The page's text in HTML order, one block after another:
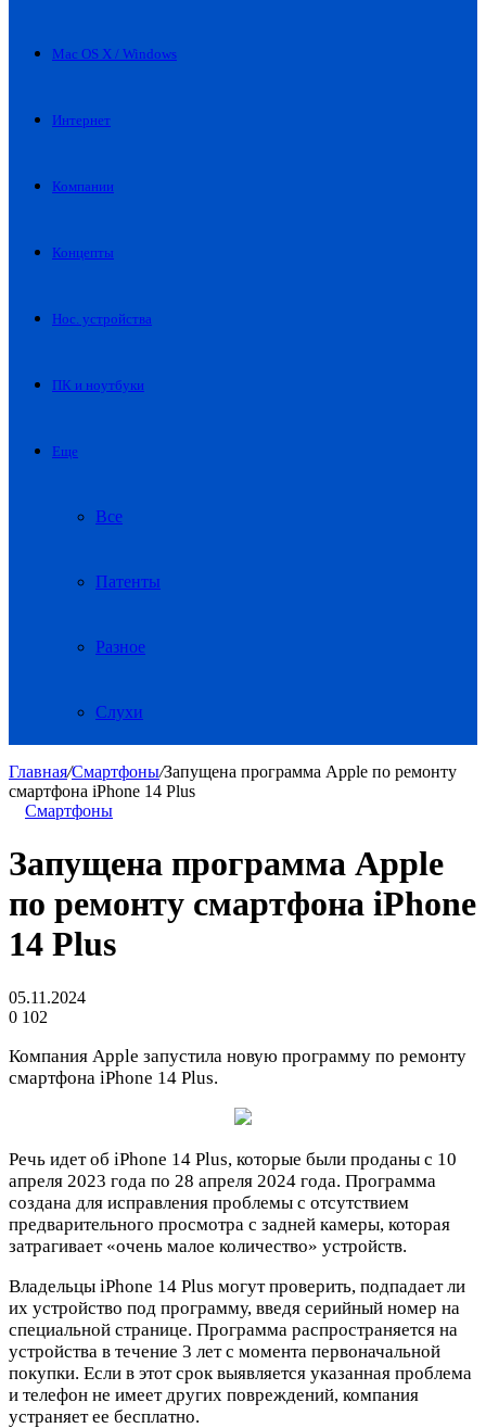
Mac OS X / Windows
Интернет
Компании
Концепты
Нос. устройства
ПК и ноутбуки
Еще
Все
Патенты
Разное
Слухи
Главная/Смартфоны/Запущена программа Apple по ремонту
смартфона iPhone 14 Plus
Смартфоны
Запущена программа Apple
по ремонту смартфона iPhone
14 Plus
05.11.2024
0 102
Компания Apple запустила новую программу по ремонту
смартфона iPhone 14 Plus.
Речь идет об iPhone 14 Plus, которые были проданы с 10
апреля 2023 года по 28 апреля 2024 года. Программа
создана для исправления проблемы с отсутствием
предварительного просмотра с задней камеры, которая
затрагивает «очень малое количество» устройств.
Владельцы iPhone 14 Plus могут проверить, подпадает ли
их устройство под программу, введя серийный номер на
специальной странице. Программа распространяется на
устройства в течение 3 лет с момента первоначальной
покупки. Если в этот срок выявляется указанная проблема
и телефон не имеет других повреждений, компания
устраняет ее бесплатно.